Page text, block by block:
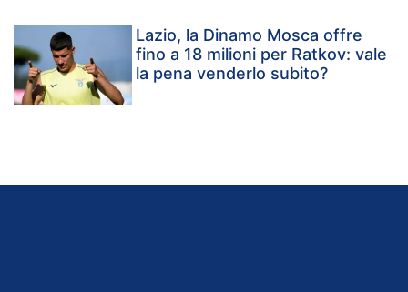
Lazio, la Dinamo Mosca offre
fino a 18 milioni per Ratkov: vale
la pena venderlo subito?